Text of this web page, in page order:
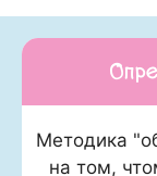
Методика
на том,